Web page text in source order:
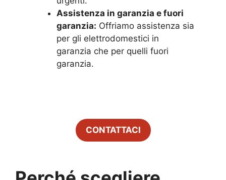
Assistenza in garanzia e fuori
garanzia: Offriamo assistenza sia
per gli elettrodomestici in
garanzia che per quelli fuori
garanzia.
CONTATTACI